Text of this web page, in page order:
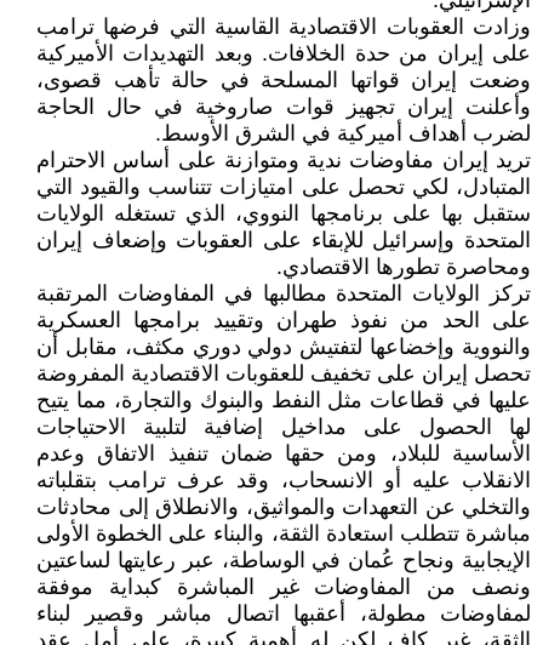
وزادت العقوبات الاقتصادية القاسية التي فرضها ترامب
على إيران من حدة الخلافات. وبعد التهديدات الأميركية
وضعت إيران قواتها المسلحة في حالة تأهب قصوى،
وأعلنت إيران تجهيز قوات صاروخية في حال الحاجة
لضرب أهداف أميركية في الشرق الأوسط.
تريد إيران مفاوضات ندية ومتوازنة على أساس الاحترام
المتبادل، لكي تحصل على امتيازات تتناسب والقيود التي
ستقبل بها على برنامجها النووي، الذي تستغله الولايات
المتحدة وإسرائيل للإبقاء على العقوبات وإضعاف إيران
ومحاصرة تطورها الاقتصادي.
تركز الولايات المتحدة مطالبها في المفاوضات المرتقبة
على الحد من نفوذ طهران وتقييد برامجها العسكرية
والنووية وإخضاعها لتفتيش دولي دوري مكثف، مقابل أن
تحصل إيران على تخفيف للعقوبات الاقتصادية المفروضة
عليها في قطاعات مثل النفط والبنوك والتجارة، مما يتيح
لها الحصول على مداخيل إضافية لتلبية الاحتياجات
الأساسية للبلاد، ومن حقها ضمان تنفيذ الاتفاق وعدم
الانقلاب عليه أو الانسحاب، وقد عرف ترامب بتقلباته
والتخلي عن التعهدات والمواثيق، والانطلاق إلى محادثات
مباشرة تتطلب استعادة الثقة، والبناء على الخطوة الأولى
الإيجابية ونجاح عُمان في الوساطة، عبر رعايتها لساعتين
ونصف من المفاوضات غير المباشرة كبداية موفقة
لمفاوضات مطولة، أعقبها اتصال مباشر وقصير لبناء